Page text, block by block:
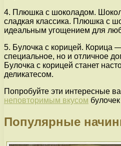
4. Плюшка с шоколадом.
сладкая классика. Плюшка с
идеальным угощением для
5. Булочка с корицей. Корица
специальное, но и отличное
Булочка с корицей станет
деликатесом.
Попробуйте эти интересные
неповторимым вкусом
Популярные